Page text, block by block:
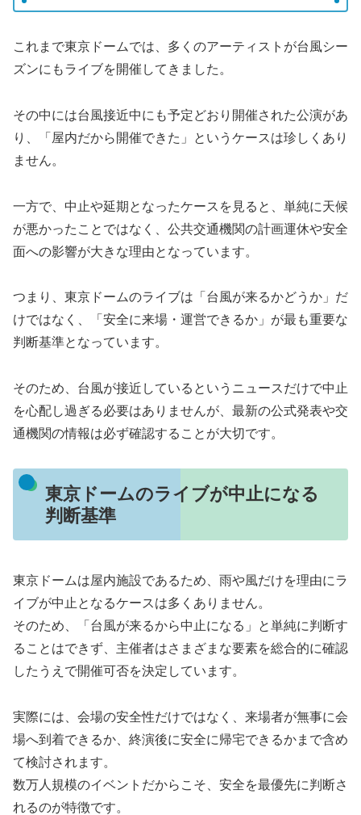
これまで東京ドームでは、多くのアーティストが台風シー
ズンにもライブを開催してきました。
その中には台風接近中にも予定どおり開催された公演があ
り、「屋内だから開催できた」というケースは珍しくあり
ません。
一方で、中止や延期となったケースを見ると、単純に天候
が悪かったことではなく、公共交通機関の計画運休や安全
面への影響が大きな理由となっています。
つまり、東京ドームのライブは「台風が来るかどうか」だ
けではなく、「安全に来場・運営できるか」が最も重要な
判断基準となっています。
そのため、台風が接近しているというニュースだけで中止
を心配し過ぎる必要はありませんが、最新の公式発表や交
通機関の情報は必ず確認することが大切です。
東京ドームのライブが中止になる
判断基準
東京ドームは屋内施設であるため、雨や風だけを理由にラ
イブが中止となるケースは多くありません。
そのため、「台風が来るから中止になる」と単純に判断す
ることはできず、主催者はさまざまな要素を総合的に確認
したうえで開催可否を決定しています。
実際には、会場の安全性だけではなく、来場者が無事に会
場へ到着できるか、終演後に安全に帰宅できるかまで含め
て検討されます。
数万人規模のイベントだからこそ、安全を最優先に判断さ
れるのが特徴です。